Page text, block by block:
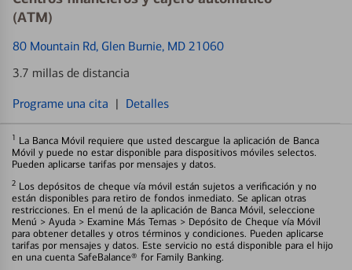
(ATM)
80 Mountain Rd, Glen Burnie, MD 21060
3.7 millas de distancia
Programe una cita | Detalles
1 La Banca Móvil requiere que usted descargue la aplicación de Banca
Móvil y puede no estar disponible para dispositivos móviles selectos.
Pueden aplicarse tarifas por mensajes y datos.
2 Los depósitos de cheque vía móvil están sujetos a verificación y no
están disponibles para retiro de fondos inmediato. Se aplican otras
restricciones. En el menú de la aplicación de Banca Móvil, seleccione
Menú > Ayuda > Examine Más Temas > Depósito de Cheque vía Móvil
para obtener detalles y otros términos y condiciones. Pueden aplicarse
tarifas por mensajes y datos. Este servicio no está disponible para el hijo
en una cuenta SafeBalance® for Family Banking.